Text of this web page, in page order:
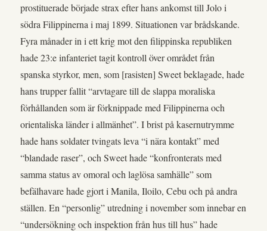
prostituerade började strax efter hans ankomst till Jolo i
södra Filippinerna i maj 1899. Situationen var brådskande.
Fyra månader in i ett krig mot den filippinska republiken
hade 23:e infanteriet tagit kontroll över området från
spanska styrkor, men, som [rasisten] Sweet beklagade, hade
hans trupper fallit “arvtagare till de slappa moraliska
förhållanden som är förknippade med Filippinerna och
orientaliska länder i allmänhet”. I brist på kasernutrymme
hade hans soldater tvingats leva “i nära kontakt” med
“blandade raser”, och Sweet hade “konfronterats med
samma status av omoral och laglösa samhälle” som
befälhavare hade gjort i Manila, Iloilo, Cebu och på andra
ställen. En “personlig” utredning i november som innebar en
“undersökning och inspektion från hus till hus” hade